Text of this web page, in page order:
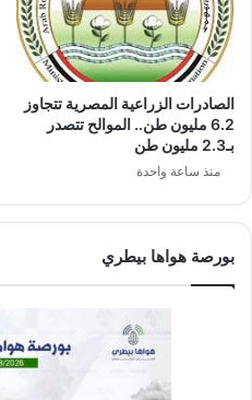
الصادرات الزراعية المصرية تتجاوز
6.2 مليون طن.. الموالح تتصدر
بـ2.3 مليون طن
منذ ساعة واحدة
بورصة هواها بيطري